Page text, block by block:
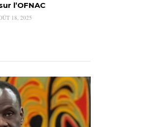
l’OFNAC
18, 2025